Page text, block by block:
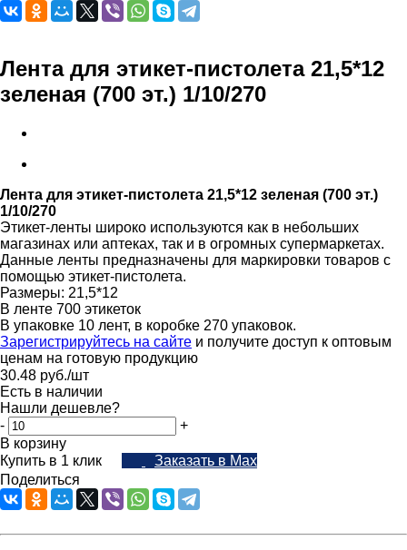
Лента для этикет-пистолета 21,5*12
зеленая (700 эт.) 1/10/270
Лента для этикет-пистолета 21,5*12 зеленая (700 эт.)
1/10/270
Этикет-ленты широко используются как в небольших
магазинах или аптеках, так и в огромных супермаркетах.
Данные ленты предназначены для маркировки товаров с
помощью этикет-пистолета.
Размеры: 21,5*12
В ленте 700 этикеток
В упаковке 10 лент, в коробке 270 упаковок.
Зарегистрируйтесь на сайте и получите доступ к оптовым
ценам на готовую продукцию
30.48 руб./шт
Есть в наличии
Нашли дешевле?
-
+
В корзину
Купить в 1 клик
Заказать в Max
Поделиться